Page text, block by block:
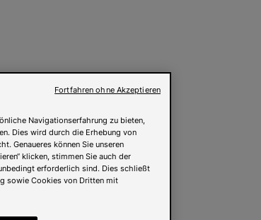
Navigationserfahrung zu bieten,
Dies wird durch die Erhebung von
Genaueres können Sie unseren
klicken, stimmen Sie auch der
erforderlich sind. Dies schließt
sowie Cookies von Dritten mit
Fortfahren ohne Akzeptieren